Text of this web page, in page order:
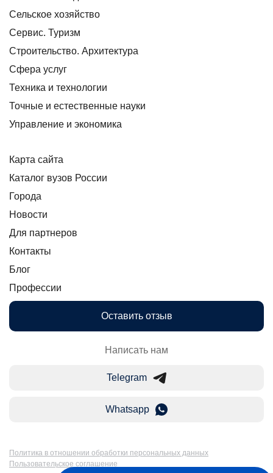
Сельское хозяйство
Сервис. Туризм
Строительство. Архитектура
Сфера услуг
Техника и технологии
Точные и естественные науки
Управление и экономика
Карта сайта
Каталог вузов России
Города
Новости
Для партнеров
Контакты
Блог
Профессии
Оставить отзыв
Написать нам
Telegram
Whatsapp
Политика в отношении обработки персональных данных
Пользовательское соглашение